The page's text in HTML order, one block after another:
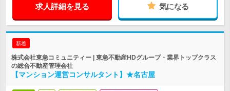
求人詳細を見る 気になる
新着
株式会社東急コミュニティー | 東急不動産HDグループ・業界トップクラス
の総合不動産管理会社
【マンション運営コンサルタント】★名古屋